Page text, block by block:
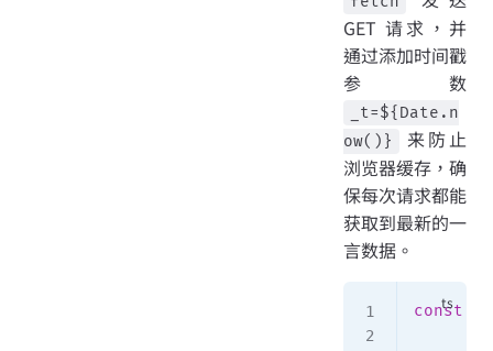
GET 请求，并
通过添加时间戳
参数
_t=${Date.n
ow()}
来防止
浏览器缓存，确
保每次请求都能
获取到最新的一
言数据。
const